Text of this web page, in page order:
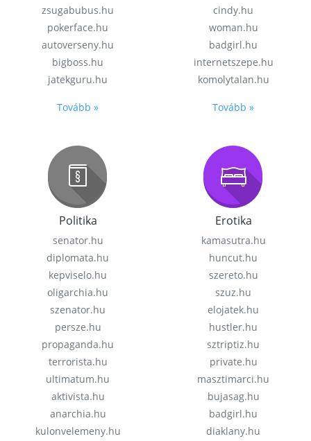
zsugabubus.hu
pokerface.hu
autoverseny.hu
bigboss.hu
jatekguru.hu
Tovább »
cindy.hu
woman.hu
badgirl.hu
internetszepe.hu
komolytalan.hu
Tovább »
Politika
senator.hu
diplomata.hu
kepviselo.hu
oligarchia.hu
szenator.hu
persze.hu
propaganda.hu
terrorista.hu
ultimatum.hu
aktivista.hu
anarchia.hu
kulonvelemeny.hu
Erotika
kamasutra.hu
huncut.hu
szereto.hu
szuz.hu
elojatek.hu
hustler.hu
sztriptiz.hu
private.hu
masztimarci.hu
bujasag.hu
badgirl.hu
diaklany.hu